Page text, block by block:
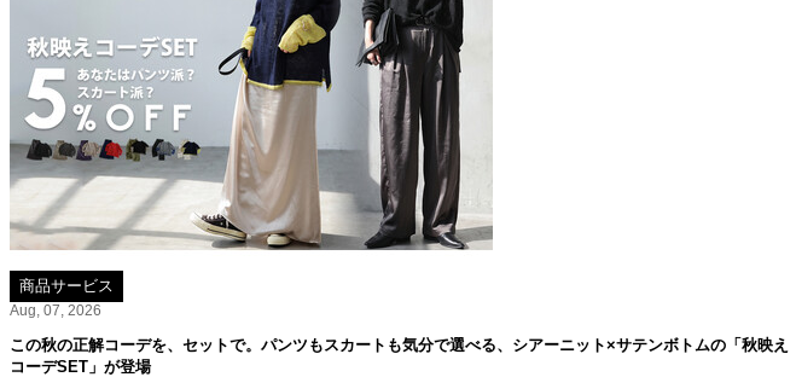
商品サービス
Aug, 07, 2026
この秋の正解コーデを、セットで。パンツもスカートも気分で選べる、シアーニット×サテンボトムの「秋映え
コーデSET」が登場